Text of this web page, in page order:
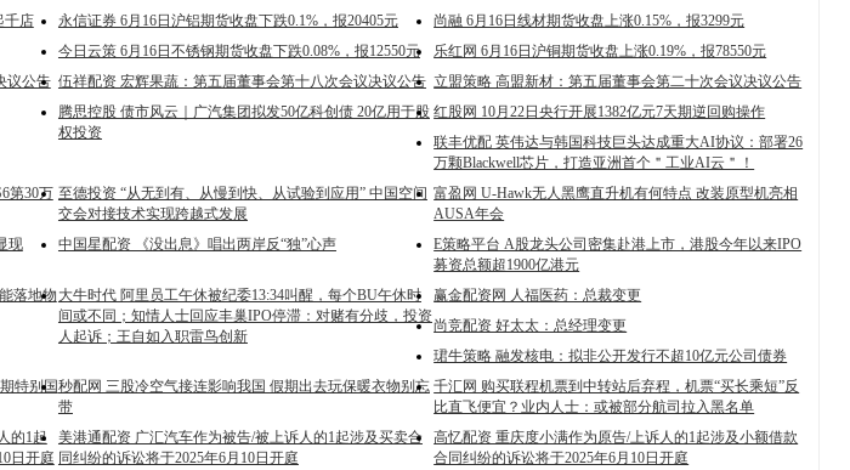
千店
永信证券 6月16日沪铝期货收盘下跌0.1%，报20405元
尚融 6月16日线材期货收盘上涨0.15%，报3299元
今日云策 6月16日不锈钢期货收盘下跌0.08%，报12550元
乐红网 6月16日沪铜期货收盘上涨0.19%，报78550元
议公告 伍祥配资 宏辉果蔬：第五届董事会第十八次会议决议公告 立盟策略 高盟新材：第五届董事会第二十次会议决议公告
腾思控股 债市风云｜广汽集团拟发50亿科创债 20亿用于股
权投资
红股网 10月22日央行开展1382亿元7天期逆回购操作
联丰优配 英伟达与韩国科技巨头达成重大AI协议：部署26
万颗Blackwell芯片，打造亚洲首个＂工业AI云＂！
第30万 至德投资 “从无到有、从慢到快、从试验到应用” 中国空间
交会对接技术实现跨越式发展
富盈网 U-Hawk无人黑鹰直升机有何特点 改装原型机亮相
AUSA年会
现 中国星配资 《没出息》唱出两岸反“独”心声
E策略平台 A股龙头公司密集赴港上市，港股今年以来IPO
募资总额超1900亿港元
落地物 大牛时代 阿里员工午休被纪委13:34叫醒，每个BU午休时
间或不同；知情人士回应丰巢IPO停滞：对赌有分歧，投资
人起诉；王自如入职雷鸟创新
赢金配资网 人福医药：总裁变更
尚竞配资 好太太：总经理变更
珺牛策略 融发核电：拟非公开发行不超10亿元公司债券
特别国秒配网 三股冷空气接连影响我国 假期出去玩保暖衣物别忘
带
千汇网 购买联程机票到中转站后弃程，机票“买长乘短”反
比直飞便宜？业内人士：或被部分航司拉入黑名单
的1起
日开庭
美港通配资 广汇汽车作为被告/被上诉人的1起涉及买卖合
同纠纷的诉讼将于2025年6月10日开庭
高忆配资 重庆度小满作为原告/上诉人的1起涉及小额借款
合同纠纷的诉讼将于2025年6月10日开庭